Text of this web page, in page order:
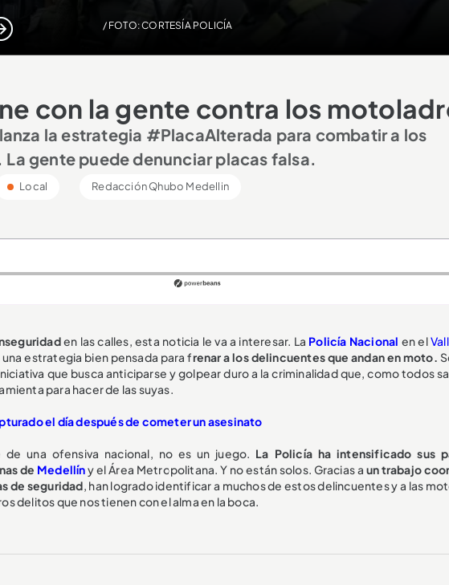
/ FOTO: CORTESÍA POLICÍA
con la gente contra los
la estrategia #PlacaAlterada para combatir a los
gente puede denunciar placas falsa.
Local Redacción Qhubo Medellin
en las calles, esta noticia le va a interesar. La Policía Nacional en el
estrategia bien pensada para frenar a los delincuentes que andan en moto.
que busca anticiparse y golpear duro a la criminalidad que, como todos
para hacer de las suyas.
el día después de cometer un asesinato
una ofensiva nacional, no es un juego. La Policía ha intensificado sus
de Medellíny el Área Metropolitana. Y no están solos. Gracias a un trabajo
de seguridad, han logrado identificar a muchos de estos delincuentes y a las
delitos que nos tienen con el alma en la boca.